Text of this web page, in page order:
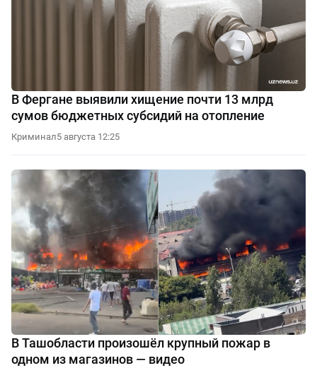
В Фергане выявили хищение почти 13 млрд
сумов бюджетных субсидий на отопление
Криминал5 августа 12:25
В Ташобласти произошёл крупный пожар в
одном из магазинов — видео